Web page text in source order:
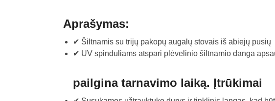
Aprašymas:
✔ Šiltnamis su trijų pakopų augalų stovais iš abiejų pusių
✔ UV spinduliams atspari plėvelinio šiltnamio danga
pailgina tarnavimo laiką. Įtrūkimai